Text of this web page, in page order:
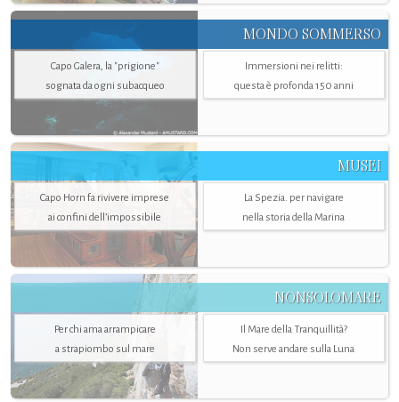
MONDO SOMMERSO
Capo Galera, la "prigione"
sognata da ogni subacqueo
Immersioni nei relitti:
questa è profonda 150 anni
MUSEI
Capo Horn fa rivivere imprese
ai confini dell’impossibile
La Spezia. per navigare
nella storia della Marina
NONSOLOMARE
Per chi ama arrampicare
a strapiombo sul mare
Il Mare della Tranquillità?
Non serve andare sulla Luna